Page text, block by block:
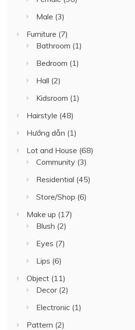
Male (3)
Furniture (7)
Bathroom (1)
Bedroom (1)
Hall (2)
Kidsroom (1)
Hairstyle (48)
Hướng dẫn (1)
Lot and House (68)
Community (3)
Residential (45)
Store/Shop (6)
Make up (17)
Blush (2)
Eyes (7)
Lips (6)
Object (11)
Decor(2)
Electronic (1)
Pattern (2)